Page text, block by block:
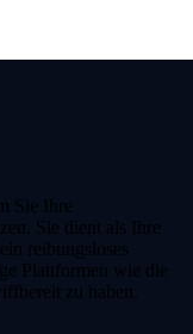
Sie Ihre
Sie dient als Ihre
reibungsloses
Plattformen wie die
zu haben.